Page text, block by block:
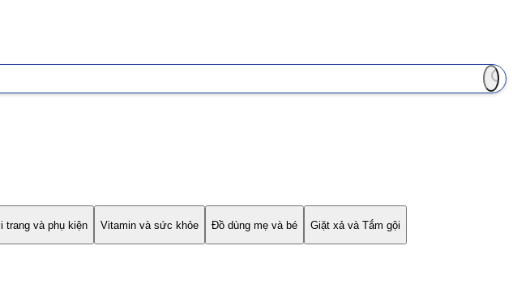
trang và phụ kiện Vitamin và sức khỏe Đồ dùng mẹ và bé Giặt xả và Tắm gội